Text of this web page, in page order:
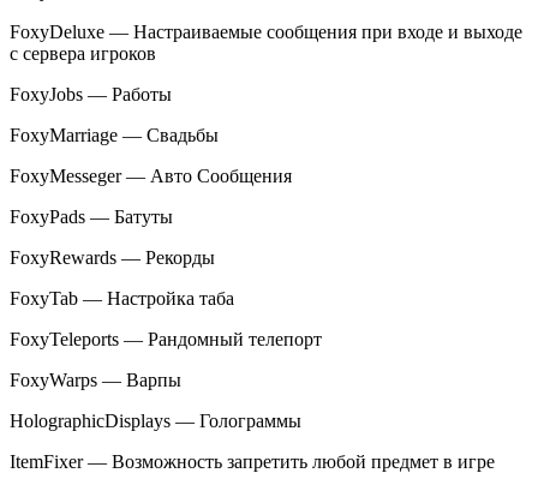
FoxyDeluxe — Настраиваемые сообщения при входе и выходе
с сервера игроков
FoxyJobs — Работы
FoxyMarriage — Свадьбы
FoxyMesseger — Авто Сообщения
FoxyPads — Батуты
FoxyRewards — Рекорды
FoxyTab — Настройка таба
FoxyTeleports — Рандомный телепорт
FoxyWarps — Варпы
HolographicDisplays — Голограммы
ItemFixer — Возможность запретить любой предмет в игре